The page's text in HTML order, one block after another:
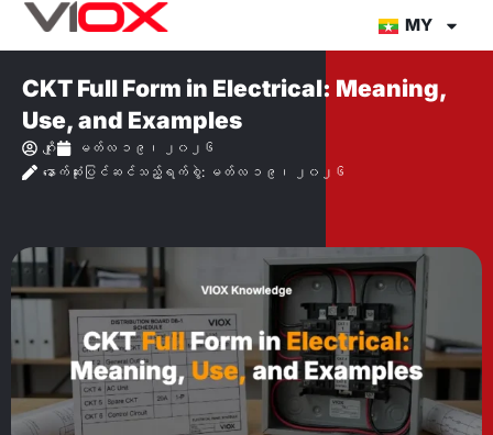
အကြောင်းအရာ
ပါ။
MY
CKT Full Form in Electrical: Meaning,
Use, and Examples
ဂျိုး
မတ်လ ၁၉၊ ၂၀၂၆
နောက်ဆုံးပြင်ဆင်သည့်ရက်စွဲ: မတ်လ ၁၉၊ ၂၀၂၆